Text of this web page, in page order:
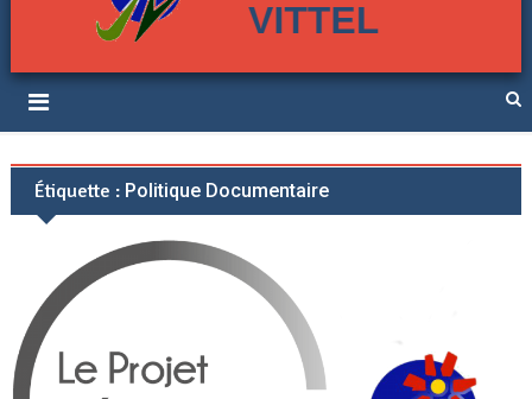
Collège Jules Verne de
Vittel (Vosges)
Étiquette : Politique Documentaire